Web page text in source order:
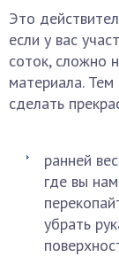
Это
если у вас
соток, сложно
материала.
сделать
ранней
где вы
убрать